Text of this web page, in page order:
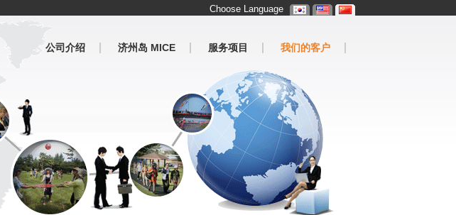
Choose Language
公司介绍 济州岛 MICE 服务项目 我们的客户